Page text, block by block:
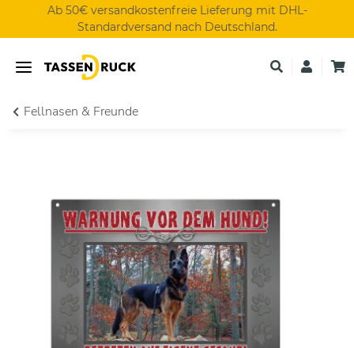
Ab 50€ versandkostenfreie Lieferung mit DHL-
Standardversand nach Deutschland.
Fellnasen & Freunde